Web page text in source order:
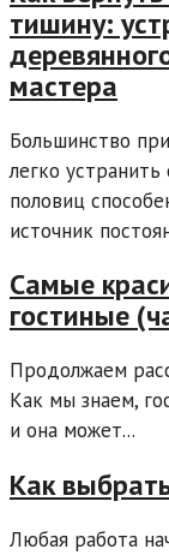
тишину:
мастера
Большинство
легко
половиц
источник
Самые
гостиные
Продолжаем
Как мы знаем,
и она может...
Как
Любая работа